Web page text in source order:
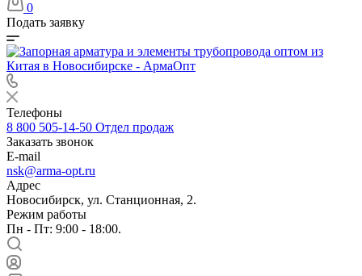
0
Подать заявку
Телефоны
8 800 505-14-50 Отдел продаж
Заказать звонок
E-mail
nsk@arma-opt.ru
Адрес
Новосибирск, ул. Станционная, 2.
Режим работы
Пн - Пт: 9:00 - 18:00.